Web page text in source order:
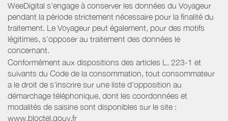
WeeDigital s’engage à conserver les données du Voyageur
pendant la période strictement nécessaire pour la finalité du
traitement. Le Voyageur peut également, pour des motifs
légitimes, s’opposer au traitement des données le
concernant.
Conformément aux dispositions des articles L. 223-1 et
suivants du Code de la consommation, tout consommateur
a le droit de s'inscrire sur une liste d'opposition au
démarchage téléphonique, dont les coordonnées et
modalités de saisine sont disponibles sur le site :
www.bloctel.gouv.fr